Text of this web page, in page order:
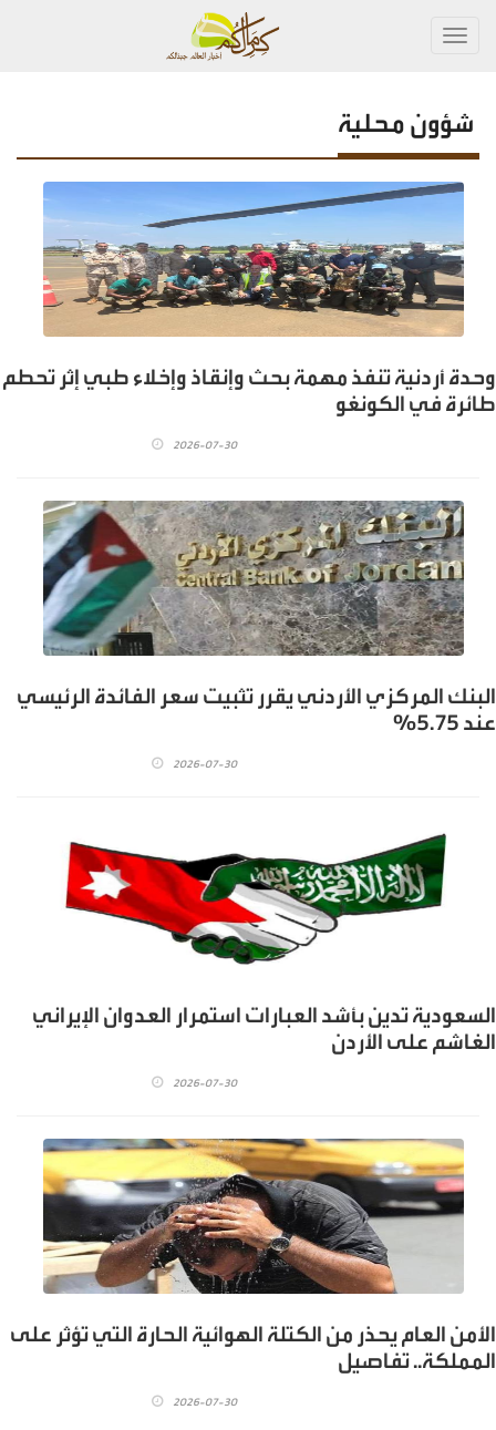
شؤون محلية
وحدة أردنية تنفذ مهمة بحث وإنقاذ وإخلاء طبي إثر تحطم
طائرة في الكونغو
2026-07-30
البنك المركزي الأردني يقرر تثبيت سعر الفائدة الرئيسي
عند 5.75%
2026-07-30
السعودية تدين بأشد العبارات استمرار العدوان الإيراني
الغاشم على الأردن
2026-07-30
الأمن العام يحذر من الكتلة الهوائية الحارة التي تؤثر على
المملكة.. تفاصيل
2026-07-30